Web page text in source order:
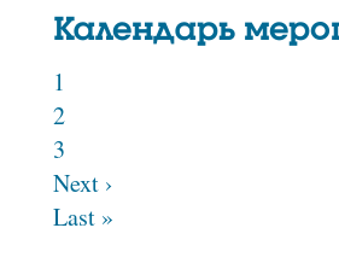
Календарь
1
2
3
Next ›
Last »